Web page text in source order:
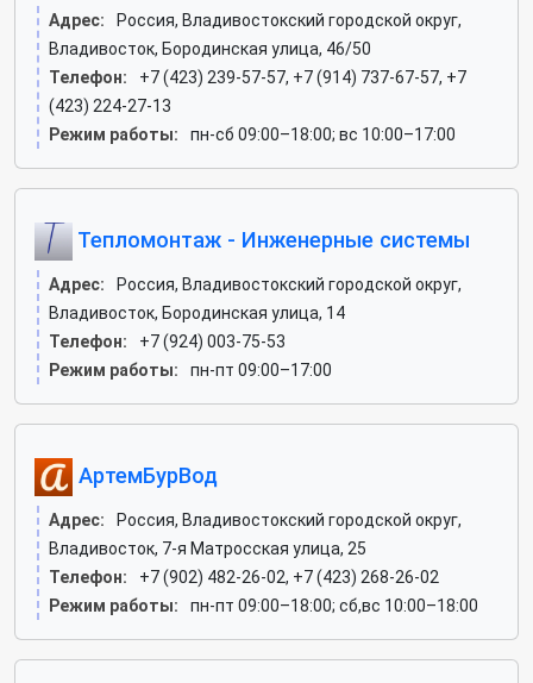
Адрес:
Россия, Владивостокский городской округ,
Владивосток, Бородинская улица, 46/50
Телефон:
+7 (423) 239-57-57, +7 (914) 737-67-57, +7
(423) 224-27-13
Режим работы:
пн-сб 09:00–18:00; вс 10:00–17:00
Тепломонтаж - Инженерные системы
Адрес:
Россия, Владивостокский городской округ,
Владивосток, Бородинская улица, 14
Телефон:
+7 (924) 003-75-53
Режим работы:
пн-пт 09:00–17:00
АртемБурВод
Адрес:
Россия, Владивостокский городской округ,
Владивосток, 7-я Матросская улица, 25
Телефон:
+7 (902) 482-26-02, +7 (423) 268-26-02
Режим работы:
пн-пт 09:00–18:00; сб,вс 10:00–18:00